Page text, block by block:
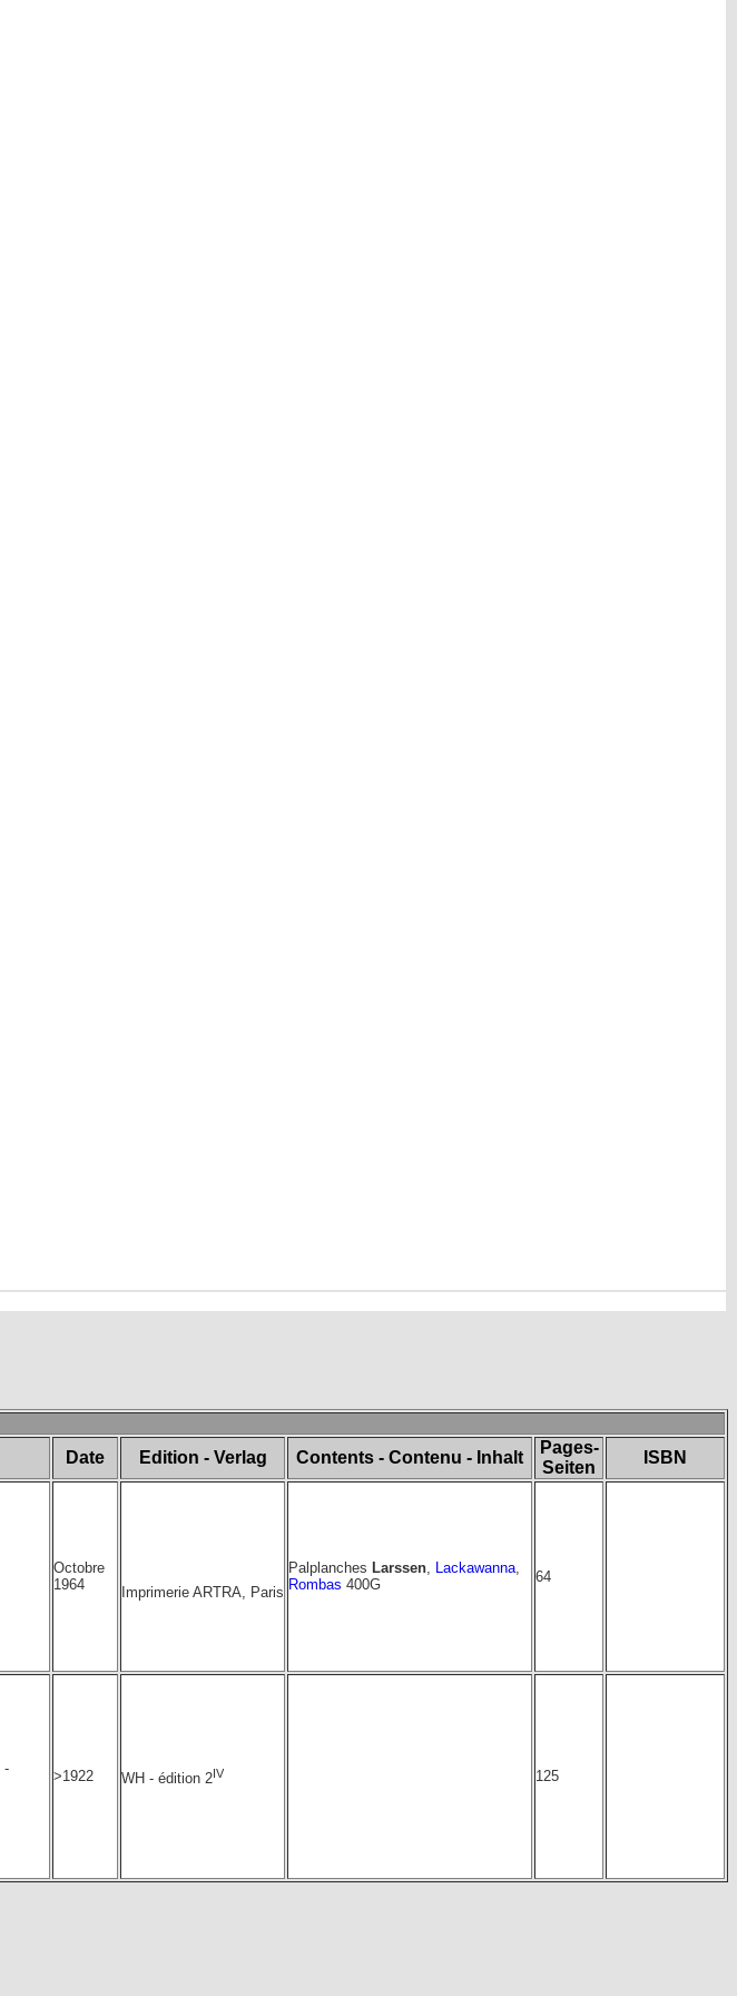
Date Edition - Verlag Contents - Contenu - Inhalt
Pages-
Seiten
ISBN
Octobre
1964
Imprimerie ARTRA, Paris
Palplanches Larssen, Lackawanna,
Rombas 400G 64
-
>1922 WH - édition 2IV 125